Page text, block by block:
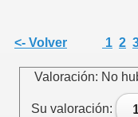
<- Volver 1 2
Valoración: No
Su valoración: